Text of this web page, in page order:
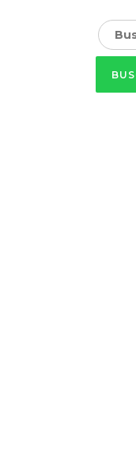
Buscar: